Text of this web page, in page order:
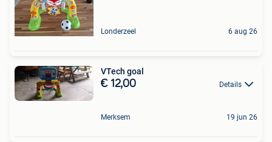
Londerzeel 6 aug 26
VTech goal
€ 12,00 Details
Merksem 19 jun 26